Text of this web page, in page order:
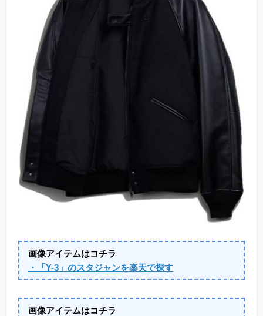
画像アイテムはコチラ
・「Y-3」のスタジャンを楽天で探す
画像アイテムはコチラ